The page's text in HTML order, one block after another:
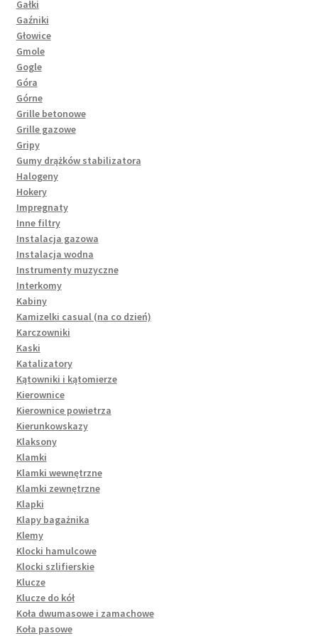
Gałki
Gaźniki
Głowice
Gmole
Gogle
Góra
Górne
Grille betonowe
Grille gazowe
Gripy
Gumy drążków stabilizatora
Halogeny
Hokery
Impregnaty
Inne filtry
Instalacja gazowa
Instalacja wodna
Instrumenty muzyczne
Interkomy
Kabiny
Kamizelki casual (na co dzień)
Karczowniki
Kaski
Katalizatory
Kątowniki i kątomierze
Kierownice
Kierownice powietrza
Kierunkowskazy
Klaksony
Klamki
Klamki wewnętrzne
Klamki zewnętrzne
Klapki
Klapy bagażnika
Klemy
Klocki hamulcowe
Klocki szlifierskie
Klucze
Klucze do kół
Koła dwumasowe i zamachowe
Koła pasowe